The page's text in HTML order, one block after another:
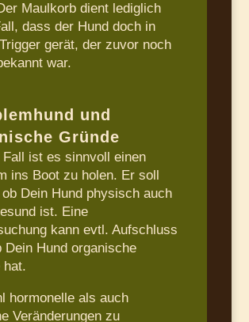
Maulkorb dient lediglich
dass der Hund doch in
gerät, der zuvor noch
war.
und
Gründe
Fall ist es sinnvoll einen
ins Boot zu holen. Er soll
Dein Hund physisch auch
ist. Eine
kann evtl. Aufschluss
Dein Hund organische
hat.
hormonelle als auch
Veränderungen zu